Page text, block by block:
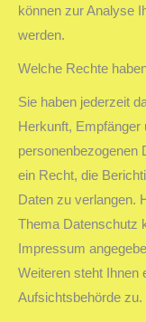
können zur Analyse
werden.
Welche Rechte
Sie haben jederzeit
Herkunft,
personenbezogenen
ein Recht, die
Daten zu verlangen.
Thema Datenschutz
Impressum
Weiteren steht Ihnen
Aufsichtsbehörde zu.